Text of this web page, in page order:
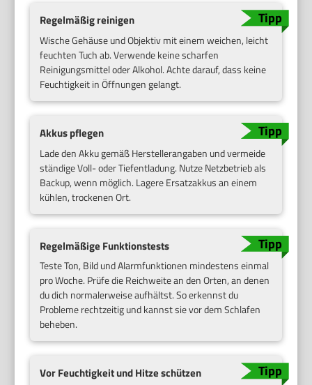
Regelmäßig reinigen
Wische Gehäuse und Objektiv mit einem weichen, leicht
feuchten Tuch ab. Verwende keine scharfen
Reinigungsmittel oder Alkohol. Achte darauf, dass keine
Feuchtigkeit in Öffnungen gelangt.
Akkus pflegen
Lade den Akku gemäß Herstellerangaben und vermeide
ständige Voll- oder Tiefentladung. Nutze Netzbetrieb als
Backup, wenn möglich. Lagere Ersatzakkus an einem
kühlen, trockenen Ort.
Regelmäßige Funktionstests
Teste Ton, Bild und Alarmfunktionen mindestens einmal
pro Woche. Prüfe die Reichweite an den Orten, an denen
du dich normalerweise aufhältst. So erkennst du
Probleme rechtzeitig und kannst sie vor dem Schlafen
beheben.
Vor Feuchtigkeit und Hitze schützen